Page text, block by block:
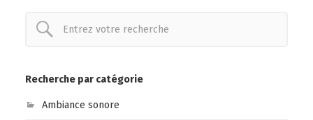
Recherche par catégorie
Ambiance sonore